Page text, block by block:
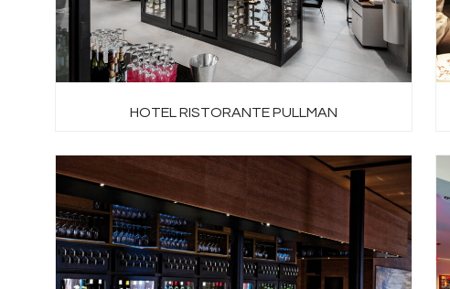
HOTEL RISTORANTE PULLMAN